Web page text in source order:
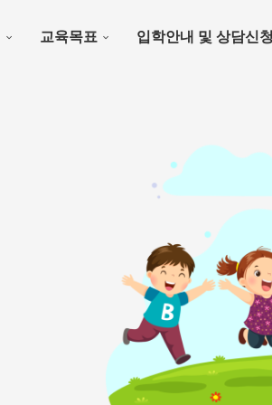
교육목표 입학안내 및 상담신